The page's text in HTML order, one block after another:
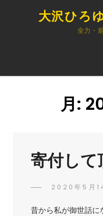
大沢ひろ
全力・
月:
寄付して
POSTED
2020年5月
昔から私が御世話